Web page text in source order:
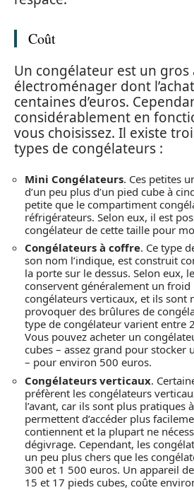
Coût
Un congélateur est un gros
électroménager dont
centaines d’euros.
considérablement en
vous choisissez. Il existe
types de congélateurs :
Mini Congélateurs. Ces petites
d’un peu plus d’un pied cube à
petite que le compartiment
réfrigérateurs. Selon eux, il est
congélateur de cette taille pour
Congélateurs à coffre. Ce type
son nom l’indique, est construit
la porte sur le dessus. Selon eux,
conservent généralement un froid
congélateurs verticaux, et ils sont
provoquer des brûlures de
type de congélateur varient entre
Vous pouvez acheter un
cubes – assez grand pour
– pour environ 500 euros.
Congélateurs verticaux.
préfèrent les congélateurs
l’avant, car ils sont plus pratiques
permettent d’accéder plus
contiennent et la plupart ne
dégivrage. Cependant, les
un peu plus chers que les
300 et 1 500 euros. Un appareil
15 et 17 pieds cubes, coûte